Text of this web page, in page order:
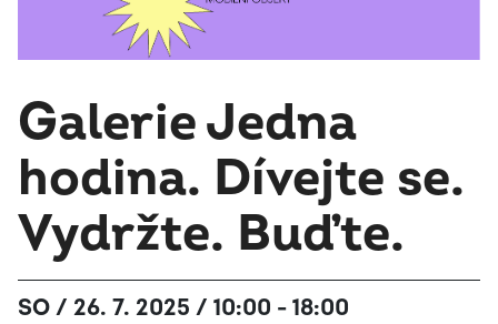
Galerie Jedna
hodina. Dívejte se.
Vydržte. Buďte.
SO / 26. 7. 2025 / 10:00 - 18:00